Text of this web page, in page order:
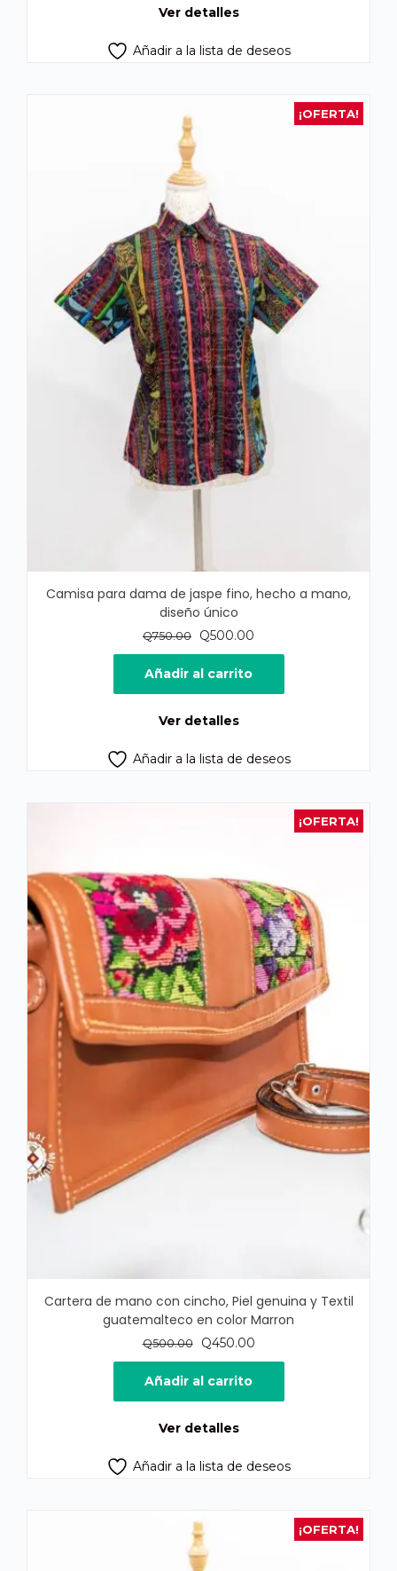
Ver detalles
Añadir a la lista de deseos
¡OFERTA!
Camisa para dama de jaspe fino, hecho a mano,
diseño único
Q750.00
El
precio
original
era:
Q500.00
precio
es:
Añadir al carrito
Ver detalles
Añadir a la lista de deseos
¡OFERTA!
Cartera de mano con cincho, Piel genuina y Textil
guatemalteco en color Marron
Q500.00
El
precio
original
era:
Q450.00El
precio
es:
Añadir al carrito
Ver detalles
Añadir a la lista de deseos
¡OFERTA!